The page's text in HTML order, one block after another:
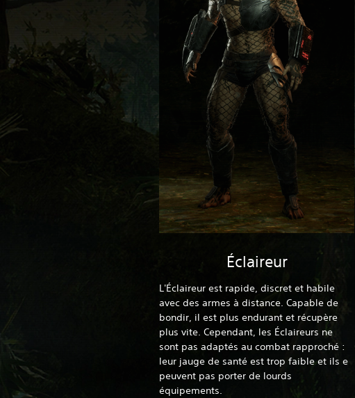
Éclaireur
L'Éclaireur est rapide, discret et habile
avec des armes à distance. Capable de
bondir, il est plus endurant et récupère
plus vite. Cependant, les Éclaireurs ne
sont pas adaptés au combat rapproché :
leur jauge de santé est trop faible et ils e
peuvent pas porter de lourds
équipements.